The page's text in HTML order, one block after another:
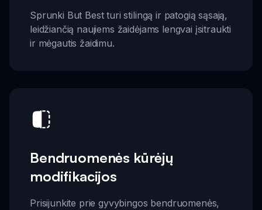
Sprunki But Best turi stilingą ir patogią sąsają,
leidžiančią naujiems žaidėjams lengvai įsitraukti
ir mėgautis žaidimu.
Bendruomenės kūrėjų
modifikacijos
Prisijunkite prie gyvybingos bendruomenės,